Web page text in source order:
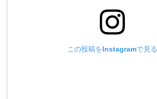
この投稿をInstagramで見る